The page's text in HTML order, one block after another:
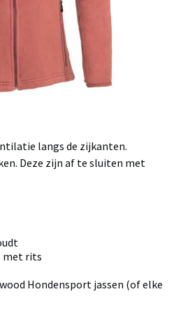
langs de zijkanten.
Deze zijn af te sluiten met
met rits
Hondensport jassen (of elke